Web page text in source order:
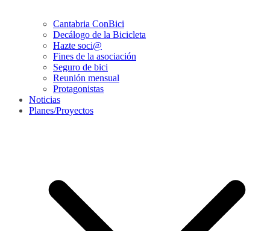
Cantabria ConBici
Decálogo de la Bicicleta
Hazte soci@
Fines de la asociación
Seguro de bici
Reunión mensual
Protagonistas
Noticias
Planes/Proyectos